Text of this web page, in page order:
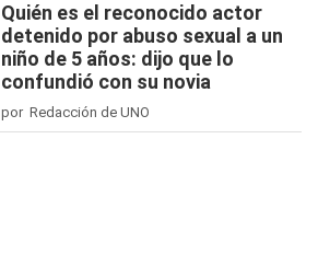
Quién es el reconocido actor
detenido por abuso sexual a un
niño de 5 años: dijo que lo
confundió con su novia
por Redacción de UNO